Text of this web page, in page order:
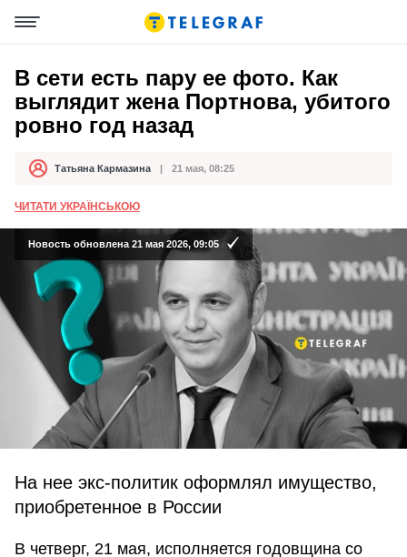
В сети есть пару ее фото. Как
выглядит жена Портнова, убитого
ровно год назад
АвторТатьяна Кармазина
Дата публикации 21 мая, 08:25
ЧИТАТИ УКРАЇНСЬКОЮ
Новость обновлена 21 мая 2026, 09:05
На нее экс-политик оформлял имущество,
приобретенное в России
В четверг, 21 мая, исполняется годовщина со